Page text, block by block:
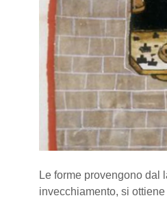
Le forme provengono dal
invecchiamento, si